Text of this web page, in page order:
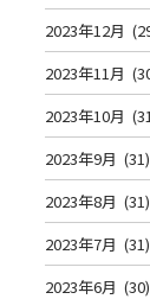
2023年12月
2023年11月
2023年10月
2023年9月 (31)
2023年8月 (31)
2023年7月 (31)
2023年6月 (30)